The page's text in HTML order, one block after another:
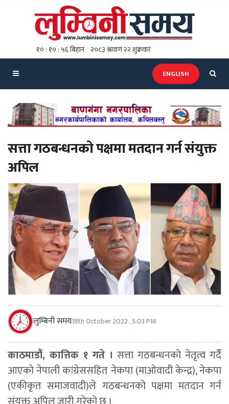
ENGLISH
सत्ता गठबन्धनको पक्षमा मतदान गर्न संयुक्त
अपिल
लुम्बिनी समय18th October 2022 , 5:03 PM
काठमाडौं, कात्तिक १ गते । सत्ता गठबन्धनको नेतृत्व गर्दै
आएको नेपाली कांग्रेससहित नेकपा (माओवादी केन्द्र), नेकपा
(एकीकृत समाजवादी)ले गठबन्धनको पक्षमा मतदान गर्न